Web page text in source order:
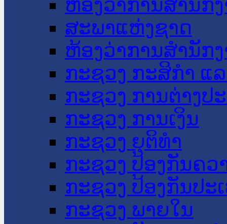
ຫ້ອງວ່າການສໍານັກ
ສະພາແຫ່ງຊາດ
ຫ້ອງວ່າການສຳນັກ
ກະຊວງ ກະສິກຳ ແ
ກະຊວງ ການຕ່າງປ
ກະຊວງ ການເງິນ
ກະຊວງ ຍຸຕິທໍາ
ກະຊວງ ປ້ອງກັນຄວ
ກະຊວງ ປ້ອງກັນປະ
ກະຊວງ ພາຍໃນ